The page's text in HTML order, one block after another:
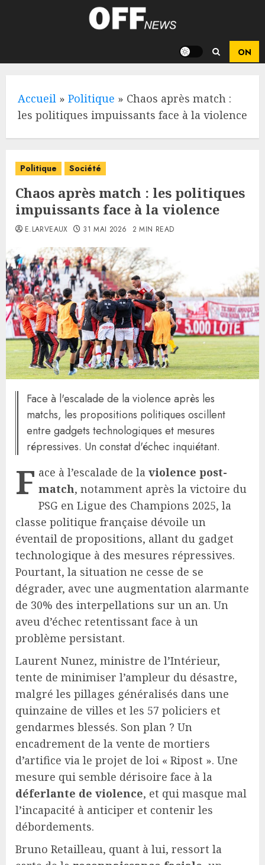
Accueil » Politique » Chaos après match :
les politiques impuissants face à la violence
Politique Société
Chaos après match : les politiques
impuissants face à la violence
E.LARVEAUX 31 MAI 2026 2 MIN READ
Face à l'escalade de la violence après les
matchs, les propositions politiques oscillent
entre gadgets technologiques et mesures
répressives. Un constat d'échec inquiétant.
F ace à l’escalade de laviolence post-
match, notamment après la victoire du
PSG en Ligue des Champions 2025, la
classe politique française dévoile un
éventail de propositions, allant du gadget
technologique à des mesures répressives.
Pourtant, la situation ne cesse de se
dégrader, avec une augmentation alarmante
de 30% des interpellations sur un an. Un
aveu d’échec retentissant face à un
problème persistant.
Laurent Nunez, ministre de l’Intérieur,
tente de minimiser l’ampleur du désastre,
malgré les pillages généralisés dans une
quinzaine de villes et les 57 policiers et
gendarmes blessés. Son plan ? Un
encadrement de la vente de mortiers
d’artifice via le projet de loi « Ripost ». Une
mesure qui semble dérisoire face à la
déferlante de violence, et qui masque mal
l’incapacité à anticiper et contenir les
débordements.
Bruno Retailleau, quant à lui, ressort la